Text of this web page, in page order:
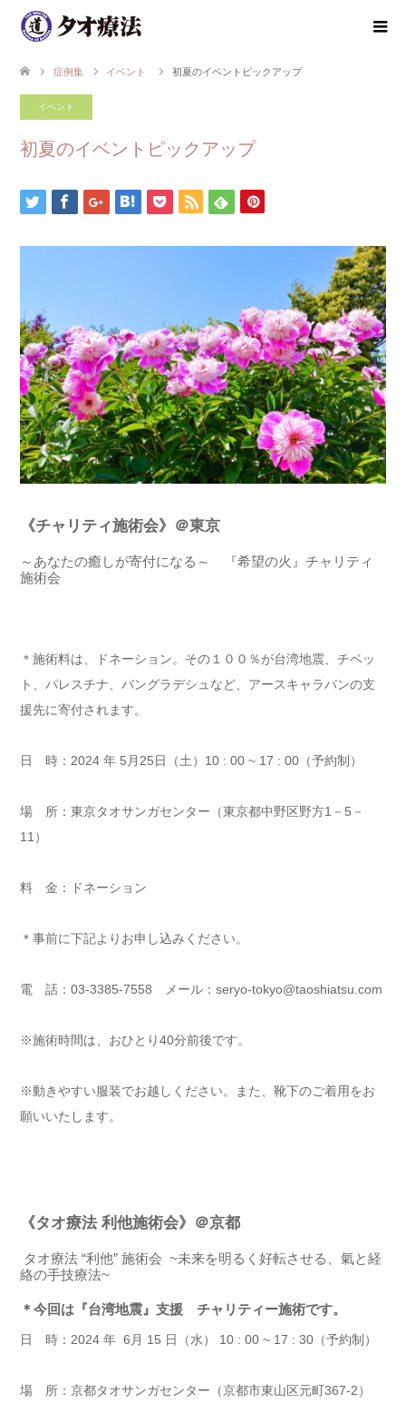
症例集 イベント 初夏のイベントピックアップ
イベント
初夏のイベントピックアップ
《チャリティ施術会》＠東京
～あなたの癒しが寄付になる～ 『希望の火』チャリティ
施術会
＊施術料は、ドネーション。その１００％が台湾地震、チベッ
ト、パレスチナ、バングラデシュなど、アースキャラバンの支
援先に寄付されます。
日 時：2024 年 5月25日（土）10 : 00 ~ 17 : 00（予約制）
場 所：東京タオサンガセンター（東京都中野区野方1－5－
11）
料 金：ドネーション
＊事前に下記よりお申し込みください。
電 話：03‐3385‐7558 メール：seryo-tokyo@taoshiatsu.com
※施術時間は、おひとり40分前後です。
※動きやすい服装でお越しください。また、靴下のご着用をお
願いいたします。
《タオ療法 利他施術会》＠京都
タオ療法 “利他” 施術会 ~未来を明るく好転させる、氣と経
絡の手技療法~
＊今回は『台湾地震』支援 チャリティー施術です。
日 時：2024 年 6月 15 日（水） 10 : 00 ~ 17 : 30（予約制）
場 所：京都タオサンガセンター（京都市東山区元町367-2）